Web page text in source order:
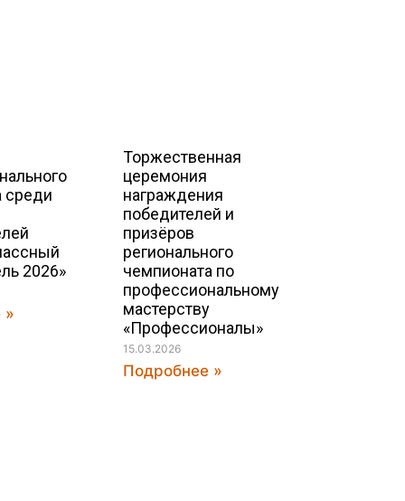
среди
2026»
»
Торжественная
церемония
награждения
победителей и
призёров
регионального
чемпионата по
профессиональному
мастерству
«Профессионалы»
15.03.2026
Подробнее »